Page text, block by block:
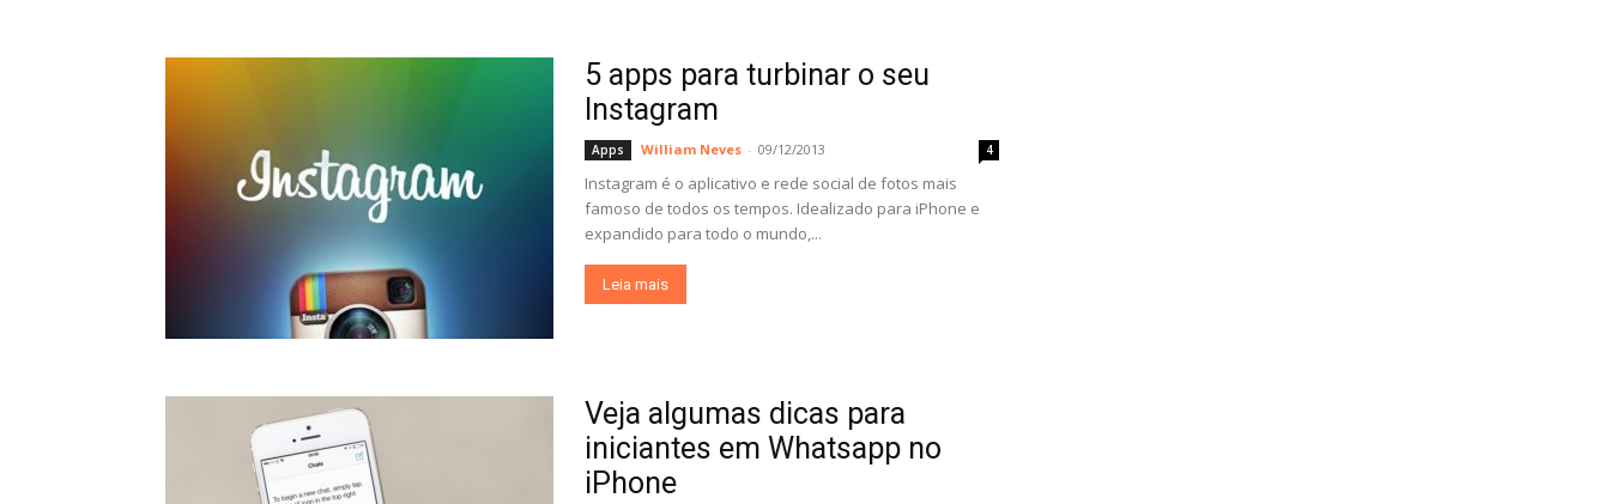
5 apps para turbinar o seu
Instagram
Apps William Neves - 09/12/2013 4
Instagram é o aplicativo e rede social de fotos mais
famoso de todos os tempos. Idealizado para iPhone e
expandido para todo o mundo,...
Leia mais
Veja algumas dicas para
iniciantes em Whatsapp no
iPhone